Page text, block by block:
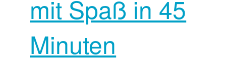
mit Spaß in 45
Minuten